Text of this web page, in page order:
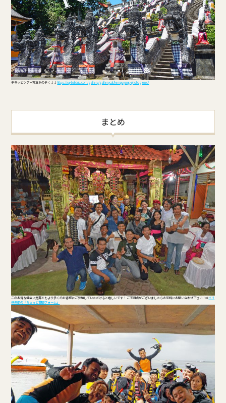
チラッとツアー写真をのぞく↓↓ https://oji-baliclub.com/gallery/gallerycat/lempuyang-photogenic/
まとめ
このお得な機会に是非ともより多くのお客様にご参加していただけると嬉しいです！ ご不明点がございましたらお気軽にお問い合わせ下さい！⇒バリ
倶楽部の『ちょっと質問フォーム』